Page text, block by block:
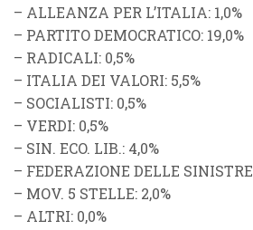
– ALLEANZA PER L’ITALIA: 1,0%
– PARTITO DEMOCRATICO: 19,0%
– RADICALI: 0,5%
– ITALIA DEI VALORI: 5,5%
– SOCIALISTI: 0,5%
– VERDI: 0,5%
– SIN. ECO. LIB.: 4,0%
– FEDERAZIONE DELLE SINISTRE
– MOV. 5 STELLE: 2,0%
– ALTRI: 0,0%